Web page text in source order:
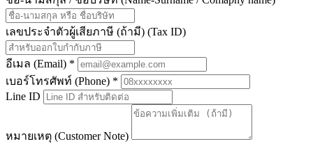
เลขประจำตัวผู้เสียภาษี (ถ้ามี) (Tax ID)
อีเมล (Email) *
เบอร์โทรศัพท์ (Phone) *
Line ID
หมายเหตุ (Customer Note)